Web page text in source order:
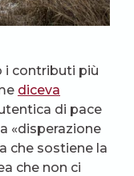
i contributi più
diceva
di pace
«disperazione
che sostiene la
che non ci